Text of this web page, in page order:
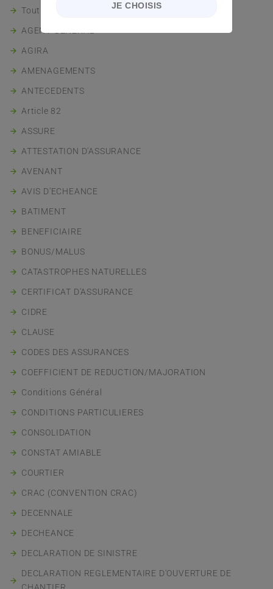
Tout le lexique
AGENT GENERAL
AGIRA
AMENAGEMENTS
ANTECEDENTS
Article 82
ASSURE
ATTESTATION D'ASSURANCE
AVENANT
AVIS D'ECHEANCE
BATIMENT
BENEFICIAIRE
BONUS/MALUS
CATASTROPHES NATURELLES
CERTIFICAT D'ASSURANCE
CIDRE
CLAUSE
CODES DES ASSURANCES
COEFFICIENT DE REDUCTION/MAJORATION
Conditions Général
CONDITIONS PARTICULIERES
CONSOLIDATION
CONSTAT AMIABLE
COURTIER
CRAC (CONVENTION CRAC)
DECENNALE
DECHEANCE
DECLARATION DE SINISTRE
DECLARATION REGLEMENTAIRE D'OUVERTURE DE
CHANTIER
JE CHOISIS